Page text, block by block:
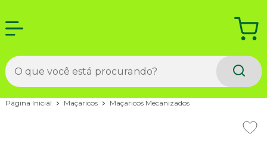
Página Inicial Maçaricos Maçaricos Mecanizados